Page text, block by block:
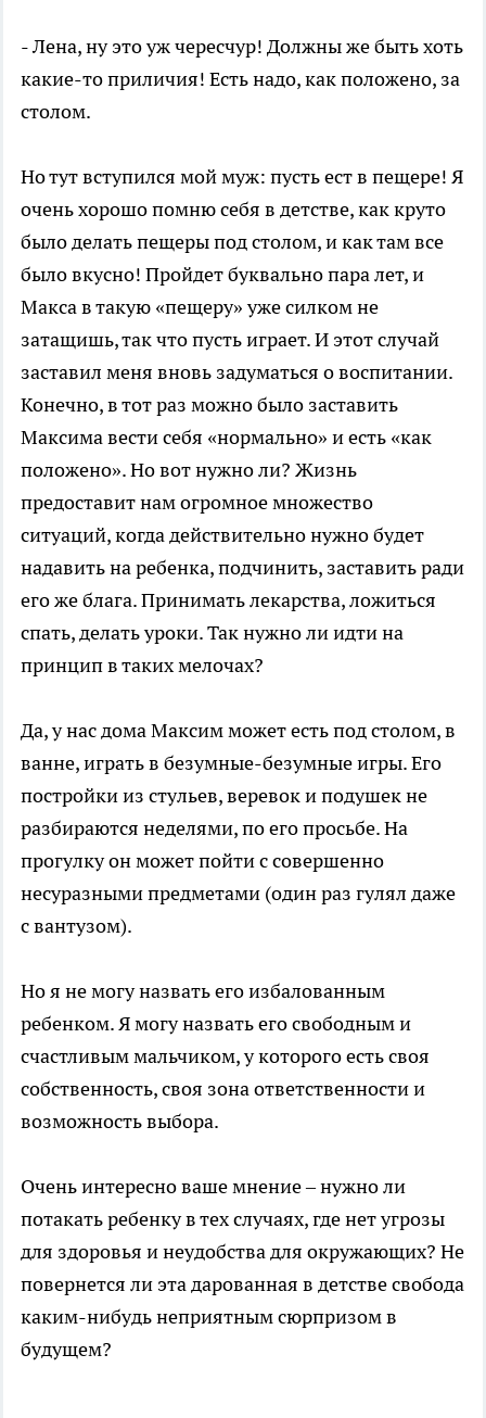
- Лена, ну это уж чересчур! Должны же быть хоть
какие-то приличия! Есть надо, как положено, за
столом.
Но тут вступился мой муж: пусть ест в пещере! Я
очень хорошо помню себя в детстве, как круто
было делать пещеры под столом, и как там все
было вкусно! Пройдет буквально пара лет, и
Макса в такую «пещеру» уже силком не
затащишь, так что пусть играет. И этот случай
заставил меня вновь задуматься о воспитании.
Конечно, в тот раз можно было заставить
Максима вести себя «нормально» и есть «как
положено». Но вот нужно ли? Жизнь
предоставит нам огромное множество
ситуаций, когда действительно нужно будет
надавить на ребенка, подчинить, заставить ради
его же блага. Принимать лекарства, ложиться
спать, делать уроки. Так нужно ли идти на
принцип в таких мелочах?
Да, у нас дома Максим может есть под столом, в
ванне, играть в безумные-безумные игры. Его
постройки из стульев, веревок и подушек не
разбираются неделями, по его просьбе. На
прогулку он может пойти с совершенно
несуразными предметами (один раз гулял даже
с вантузом).
Но я не могу назвать его избалованным
ребенком. Я могу назвать его свободным и
счастливым мальчиком, у которого есть своя
собственность, своя зона ответственности и
возможность выбора.
Очень интересно ваше мнение – нужно ли
потакать ребенку в тех случаях, где нет угрозы
для здоровья и неудобства для окружающих? Не
повернется ли эта дарованная в детстве свобода
каким-нибудь неприятным сюрпризом в
будущем?